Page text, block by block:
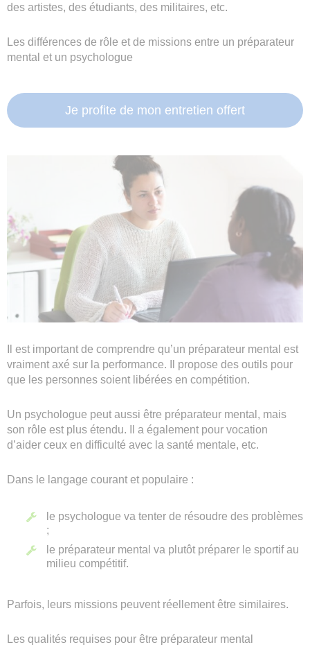
des artistes, des étudiants, des militaires, etc.
Les différences de rôle et de missions entre un préparateur
mental et un psychologue
Je profite de mon entretien offert
Il est important de comprendre qu’un préparateur mental est
vraiment axé sur la performance. Il propose des outils pour
que les personnes soient libérées en compétition.
Un psychologue peut aussi être préparateur mental, mais
son rôle est plus étendu. Il a également pour vocation
d’aider ceux en difficulté avec la santé mentale, etc.
Dans le langage courant et populaire :
le psychologue va tenter de résoudre des problèmes
;
le préparateur mental va plutôt préparer le sportif au
milieu compétitif.
Parfois, leurs missions peuvent réellement être similaires.
Les qualités requises pour être préparateur mental